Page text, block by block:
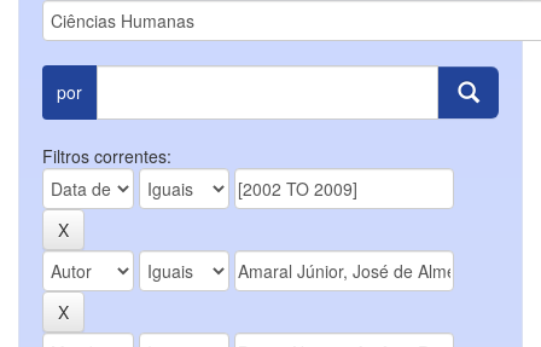
por
Filtros correntes: